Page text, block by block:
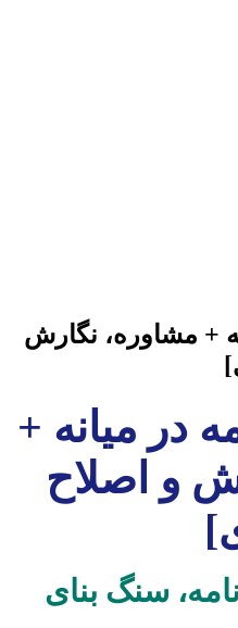
+ مشاوره، نگارش
در میانه +
و اصلاح
سنگ بنای